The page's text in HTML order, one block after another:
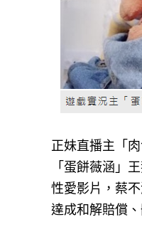
正妹直播主「
「蛋餅薇涵」
性愛影片，蔡
達成和解賠償